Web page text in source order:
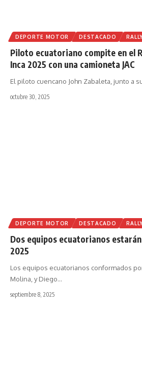
DEPORTE MOTOR DESTACADO
Piloto ecuatoriano compite en el
Inca 2025 con una camioneta JAC
El piloto cuencano John Zabaleta, junto a
octubre 30, 2025
DEPORTE MOTOR DESTACADO
Dos equipos ecuatorianos
2025
Los equipos ecuatorianos conformados
Molina, y Diego…
septiembre 8, 2025